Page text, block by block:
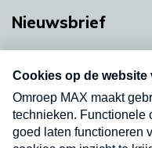
Nieuwsbrief
nieuwsbrief. Elke
uw mailbox.